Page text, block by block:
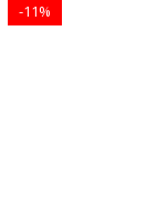
-11%